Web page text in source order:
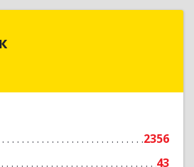
2356
43
обл, Екатеринбург г, 8